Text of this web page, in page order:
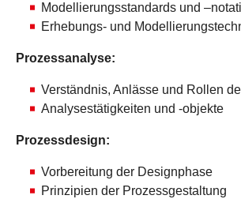
Modellierungsstandards und
Erhebungs- und
Prozessanalyse:
Verständnis, Anlässe und Rollen
Analysestätigkeiten und -objekte
Prozessdesign:
Vorbereitung der Designphase
Prinzipien der Prozessgestaltung